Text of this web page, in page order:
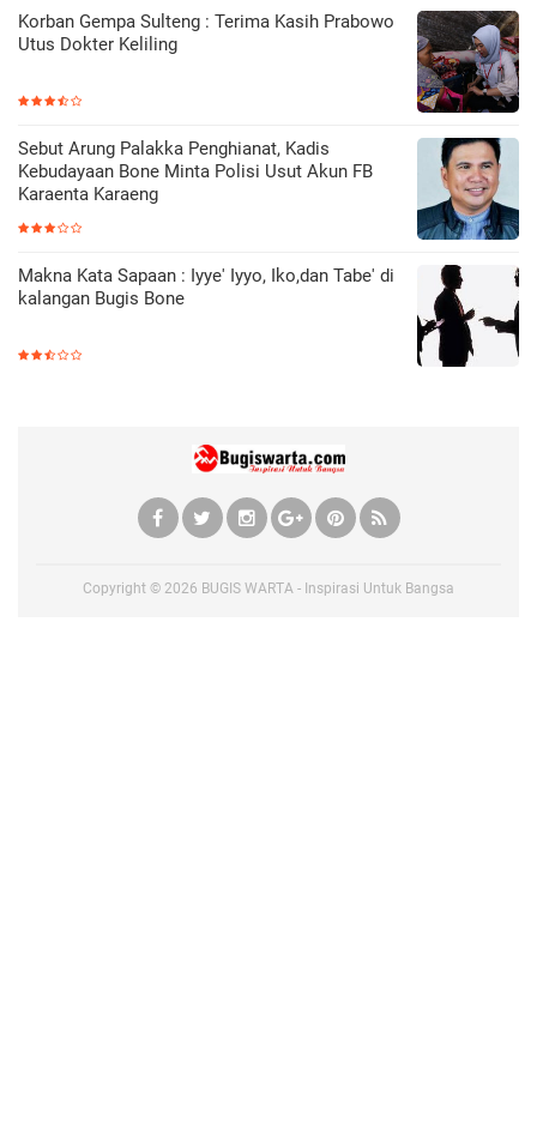
Korban Gempa Sulteng : Terima Kasih Prabowo
Utus Dokter Keliling
Sebut Arung Palakka Penghianat, Kadis
Kebudayaan Bone Minta Polisi Usut Akun FB
Karaenta Karaeng
Makna Kata Sapaan : Iyye' Iyyo, Iko,dan Tabe' di
kalangan Bugis Bone
Copyright © 2026 BUGIS WARTA - Inspirasi Untuk Bangsa